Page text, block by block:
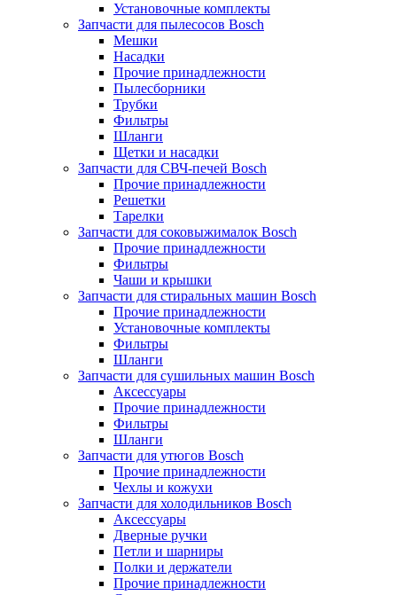
Установочные комплекты
Запчасти для пылесосов Bosch
Мешки
Насадки
Прочие принадлежности
Пылесборники
Трубки
Фильтры
Шланги
Щетки и насадки
Запчасти для СВЧ-печей Bosch
Прочие принадлежности
Решетки
Тарелки
Запчасти для соковыжималок Bosch
Прочие принадлежности
Фильтры
Чаши и крышки
Запчасти для стиральных машин Bosch
Прочие принадлежности
Установочные комплекты
Фильтры
Шланги
Запчасти для сушильных машин Bosch
Аксессуары
Прочие принадлежности
Фильтры
Шланги
Запчасти для утюгов Bosch
Прочие принадлежности
Чехлы и кожухи
Запчасти для холодильников Bosch
Аксессуары
Дверные ручки
Петли и шарниры
Полки и держатели
Прочие принадлежности